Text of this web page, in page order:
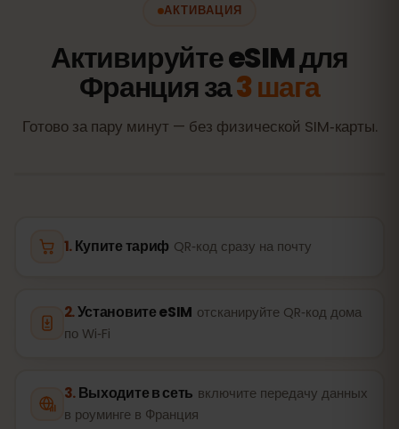
АКТИВАЦИЯ
Активируйте eSIM для
Франция за3 шага
Готово за пару минут — без физической SIM‑карты.
Купите тариф QR‑код сразу на почту
Установите eSIM отсканируйте QR‑код дома
по Wi‑Fi
Выходите в сеть включите передачу данных
в роуминге в Франция